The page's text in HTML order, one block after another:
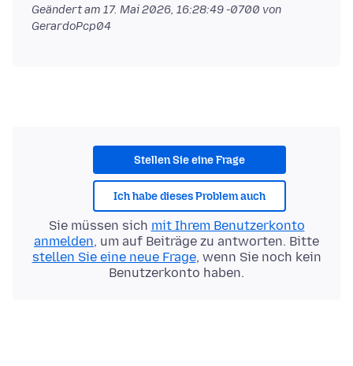
Geändert am 17. Mai 2026, 16:28:49 -0700 von
GerardoPcp04
Stellen Sie eine Frage
Ich habe dieses Problem auch
Sie müssen sich mit Ihrem Benutzerkonto
anmelden, um auf Beiträge zu antworten. Bitte
stellen Sie eine neue Frage, wenn Sie noch kein
Benutzerkonto haben.